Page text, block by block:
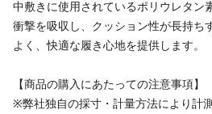
中敷きに使用されているポリウレタン
衝撃を吸収し、クッション性が長持ち
よく、快適な履き心地を提供します。
【商品の購入にあたっての注意事項】
※弊社独自の採寸・計量方法により計